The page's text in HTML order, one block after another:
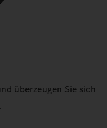
überzeugen Sie sich